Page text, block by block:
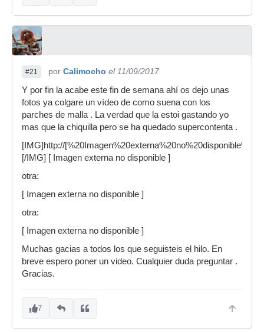
#21 por Calimocho el 11/09/2017
Y por fin la acabe este fin de semana ahí os dejo unas
fotos ya colgare un vídeo de como suena con los
parches de malla . La verdad que la estoi gastando yo
mas que la chiquilla pero se ha quedado supercontenta .
[IMG]http://[%20Imagen%20externa%20no%20disponible%20]
[/IMG] [ Imagen externa no disponible ]
otra:
[ Imagen externa no disponible ]
otra:
[ Imagen externa no disponible ]
Muchas gacias a todos los que seguisteis el hilo. En
breve espero poner un video. Cualquier duda preguntar .
Gracias.
7